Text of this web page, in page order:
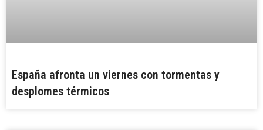
España afronta un viernes con tormentas y
desplomes térmicos